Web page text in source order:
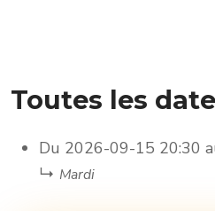
Toutes les
Du 2026-09-15 20:30
↳ Mardi